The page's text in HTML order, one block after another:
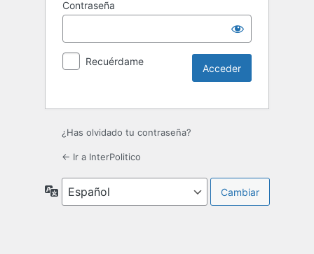
Contraseña
Recuérdame
¿Has olvidado tu contraseña?
← Ir a InterPolitico
Idioma